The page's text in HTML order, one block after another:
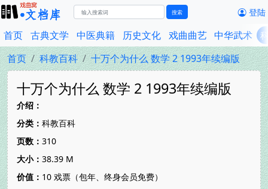
搜索 登陆
首页 古典文学 中医典籍 历史文化 戏曲曲艺 中华武术
首页
科教百科 十万个为什么 数学 2 1993年续编版
十万个为什么 数学 2 1993年续编版
介绍：
分类： 科教百科
页数： 310
大小： 38.39 M
价值： 10 戏票（包年、终身会员免费）